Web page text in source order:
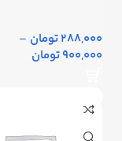
288,000 تومان
–
900,000 تومان